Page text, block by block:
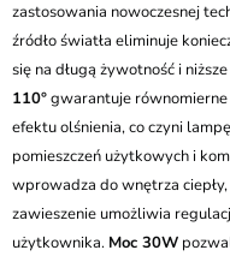
zastosowania nowoczesnej
źródło światła eliminuje
się na długą żywotność i
110°gwarantuje
efektu olśnienia, co czyni
pomieszczeń użytkowych i
wprowadza do wnętrza
zawieszenie umożliwia
użytkownika. Moc 30W